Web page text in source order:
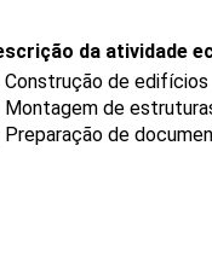
da atividade
de edifícios
de
de